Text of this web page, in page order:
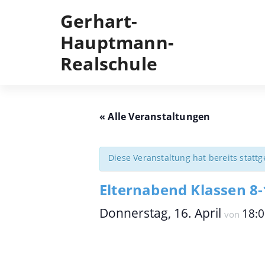
Gerhart-
Hauptmann-
Realschule
« Alle Veranstaltungen
Diese Veranstaltung hat bereits
Elternabend Klassen
Donnerstag, 16. April von